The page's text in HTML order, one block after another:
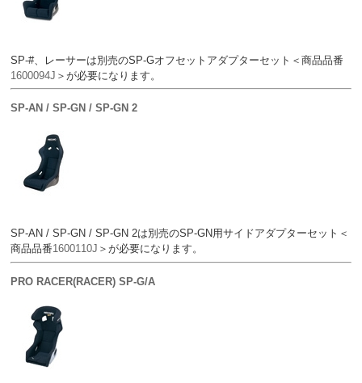
SP-#、レーサーは別売のSP-Gオフセットアダプターセット＜商品品番
1600094J ＞が必要になります。
SP-AN / SP-GN / SP-GN 2
SP-AN / SP-GN / SP-GN 2は別売のSP-GN用サイドアダプターセット＜
商品品番1600110J ＞が必要になります。
PRO RACER(RACER) SP-G/A